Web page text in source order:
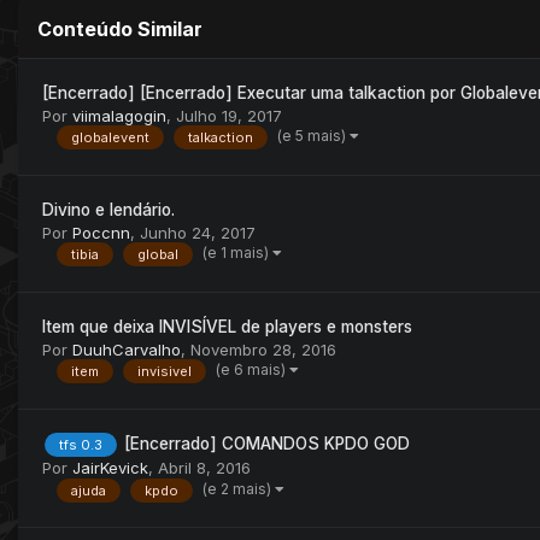
Conteúdo Similar
[Encerrado] [Encerrado] Executar uma talkaction por
Por viimalagogin, Julho 19, 2017
globalevent talkaction (e 5 mais)
Divino e lendário.
Por Poccnn, Junho 24, 2017
tibia global (e 1 mais)
Item que deixa INVISÍVEL de players e monsters
Por DuuhCarvalho, Novembro 28, 2016
item invisivel (e 6 mais)
tfs 0.3
[Encerrado] COMANDOS KPDO GOD
Por JairKevick, Abril 8, 2016
ajuda kpdo (e 2 mais)